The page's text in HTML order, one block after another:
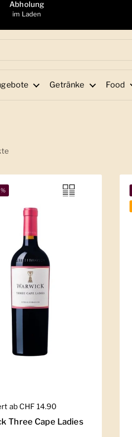
Abholung
im Laden
Getränke Food
Preis
ab CHF 14.90
Three Cape Ladies